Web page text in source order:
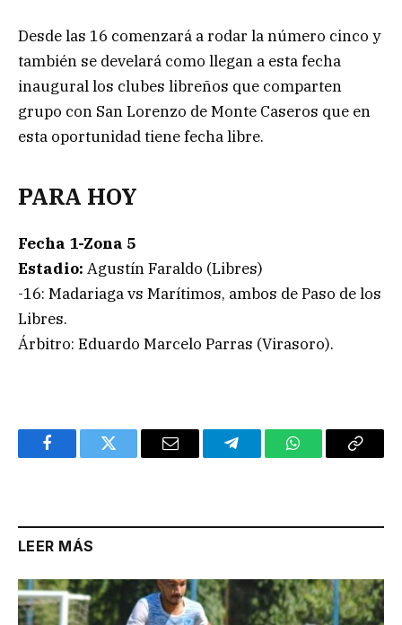
Desde las 16 comenzará a rodar la número cinco y
también se develará como llegan a esta fecha
inaugural los clubes libreños que comparten
grupo con San Lorenzo de Monte Caseros que en
esta oportunidad tiene fecha libre.
PARA HOY
Fecha 1-Zona 5
Estadio: Agustín Faraldo (Libres)
-16: Madariaga vs Marítimos, ambos de Paso de los
Libres.
Árbitro: Eduardo Marcelo Parras (Virasoro).
FacebookTwitter Email TelegramWhatsAppCopy
LEER MÁS